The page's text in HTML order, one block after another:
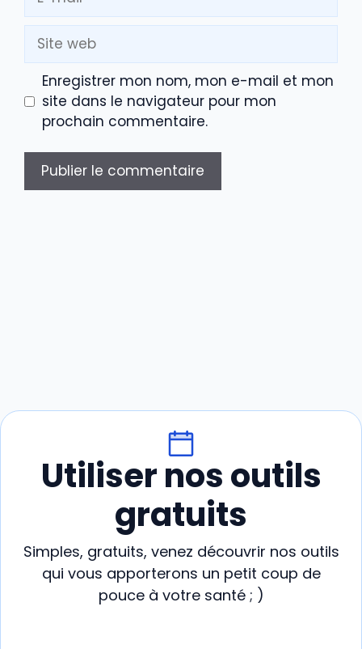
mail
Site
web
Enregistrer mon nom, mon e-mail et mon
site dans le navigateur pour mon
prochain commentaire.
Utiliser nos outils
gratuits
Simples, gratuits, venez découvrir nos outils
qui vous apporterons un petit coup de
pouce à votre santé ; )